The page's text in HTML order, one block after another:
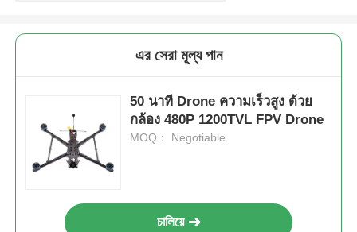
เครื่องวัดระยะด้วยเลเซอร์
এর সেরা মূল্য পান
50 นาที Drone ความเร็วสูง ด้วย
กล้อง 480P 1200TVL FPV Drone
MOQ： Negotiable
চালিয়ে